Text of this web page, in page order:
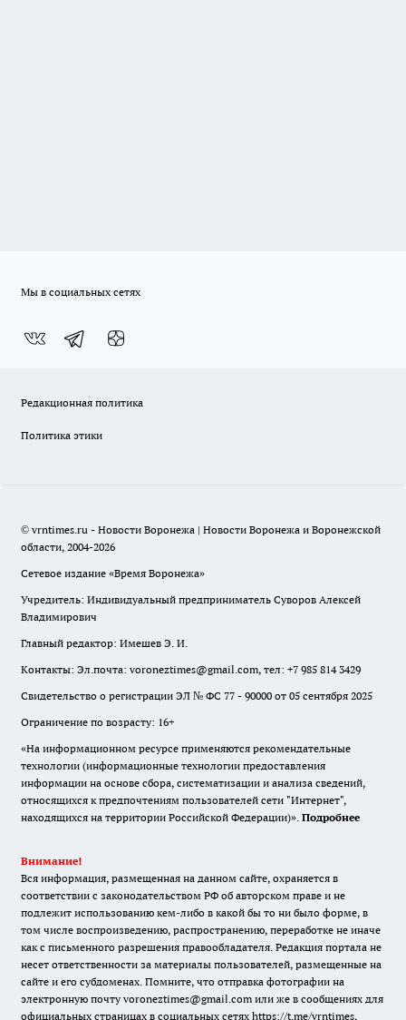
Мы в социальных сетях
Редакционная политика
Политика этики
© vrntimes.ru - Новости Воронежа | Новости Воронежа и Воронежской
области, 2004-2026
Сетевое издание «Время Воронежа»
Учредитель: Индивидуальный предприниматель Суворов Алексей
Владимирович
Главный редактор: Имешев Э. И.
Контакты: Эл.почта: voroneztimes@gmail.com, тел: +7 985 814 3429
Свидетельство о регистрации ЭЛ № ФС 77 - 90000 от 05 сентября 2025
Ограничение по возрасту: 16+
«На информационном ресурсе применяются рекомендательные
технологии (информационные технологии предоставления
информации на основе сбора, систематизации и анализа сведений,
относящихся к предпочтениям пользователей сети "Интернет",
находящихся на территории Российской Федерации)». Подробнее
Внимание!
Вся информация, размещенная на данном сайте, охраняется в
соответствии с законодательством РФ об авторском праве и не
подлежит использованию кем-либо в какой бы то ни было форме, в
том числе воспроизведению, распространению, переработке не иначе
как с письменного разрешения правообладателя. Редакция портала не
несет ответственности за материалы пользователей, размещенные на
сайте и его субдоменах. Помните, что отправка фотографии на
электронную почту voroneztimes@gmail.com или же в сообщениях для
официальных страницах в социальных сетях https://t.me/vrntimes,